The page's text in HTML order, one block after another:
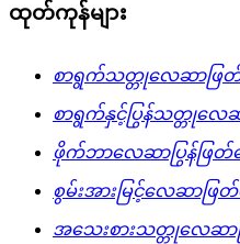
ထုတ်ကုန်များ
စာရွက်သတ္တုလေဆာဖြ
စာရွက်နှင့်ပြွန်သတ္တုလေ
ဖိုက်ဘာလေဆာပြွန်ဖြတ်
စွမ်းအားမြင့်လေဆာဖြ
အသေးစားသတ္တုလေဆ